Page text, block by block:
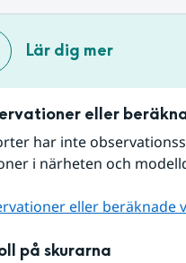
Lär dig mer
eller
har inte
i närheten och
eller beräknade
på skurarna